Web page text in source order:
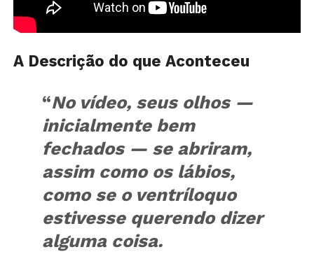
A Descrição do que Aconteceu
“No vídeo, seus olhos —
inicialmente bem
fechados — se abriram,
assim como os lábios,
como se o ventríloquo
estivesse querendo dizer
alguma coisa.